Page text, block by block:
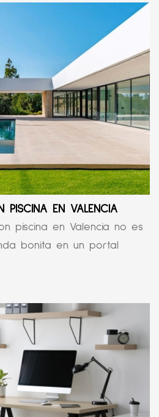
PISCINA EN VALENCIA
piscina en Valencia no es
bonita en un portal